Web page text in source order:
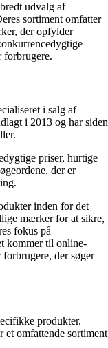
udvalg af
sortiment omfatter
der opfylder
forbrugere.
i salg af
i 2013 og har siden
priser, hurtige
der er
inden for det
mærker for at sikre,
fokus på
kommer til online-
der søger
produkter.
et omfattende sortiment